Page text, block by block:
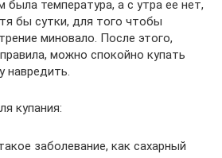
была температура, а с утра ее нет,
бы сутки, для того чтобы
миновало. После этого,
можно спокойно купать
навредить.
купания:
заболевание, как сахарный